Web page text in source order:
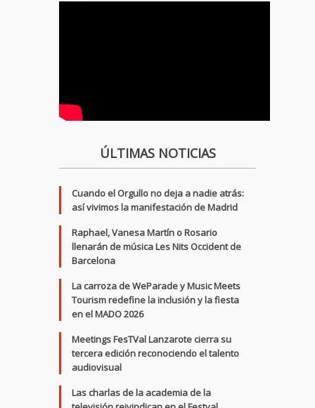
ÚLTIMAS NOTICIAS
Cuando el Orgullo no deja a nadie atrás:
así vivimos la manifestación de Madrid
Raphael, Vanesa Martín o Rosario
llenarán de música Les Nits Occident de
Barcelona
La carroza de WeParade y Music Meets
Tourism redefine la inclusión y la fiesta
en el MADO 2026
Meetings FesTVal Lanzarote cierra su
tercera edición reconociendo el talento
audiovisual
Las charlas de la academia de la